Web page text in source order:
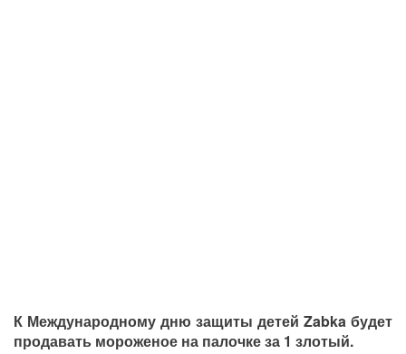
К Международному дню защиты детей Zabka будет
продавать мороженое на палочке за 1 злотый.